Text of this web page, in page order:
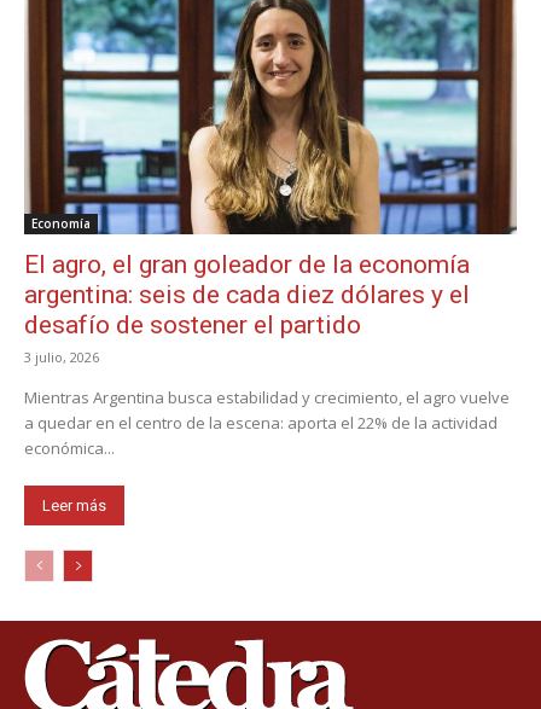
Economía
El agro, el gran goleador de la economía
argentina: seis de cada diez dólares y el
desafío de sostener el partido
3 julio, 2026
Mientras Argentina busca estabilidad y crecimiento, el agro vuelve
a quedar en el centro de la escena: aporta el 22% de la actividad
económica...
Leer más